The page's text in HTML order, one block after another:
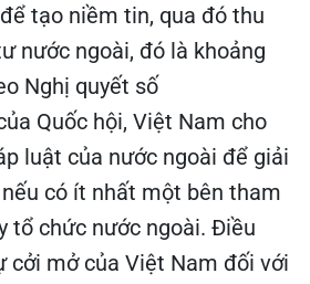
tạo niềm tin, qua đó thu
nước ngoài, đó là khoảng
Nghị quyết số
Quốc hội, Việt Nam cho
luật của nước ngoài để giải
có ít nhất một bên tham
tổ chức nước ngoài. Điều
cởi mở của Việt Nam đối với